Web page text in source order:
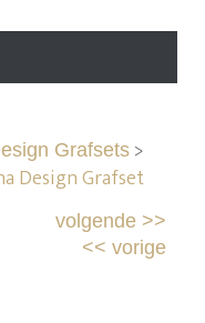
Grafsets>
Design Grafset
volgende>>
<< vorige